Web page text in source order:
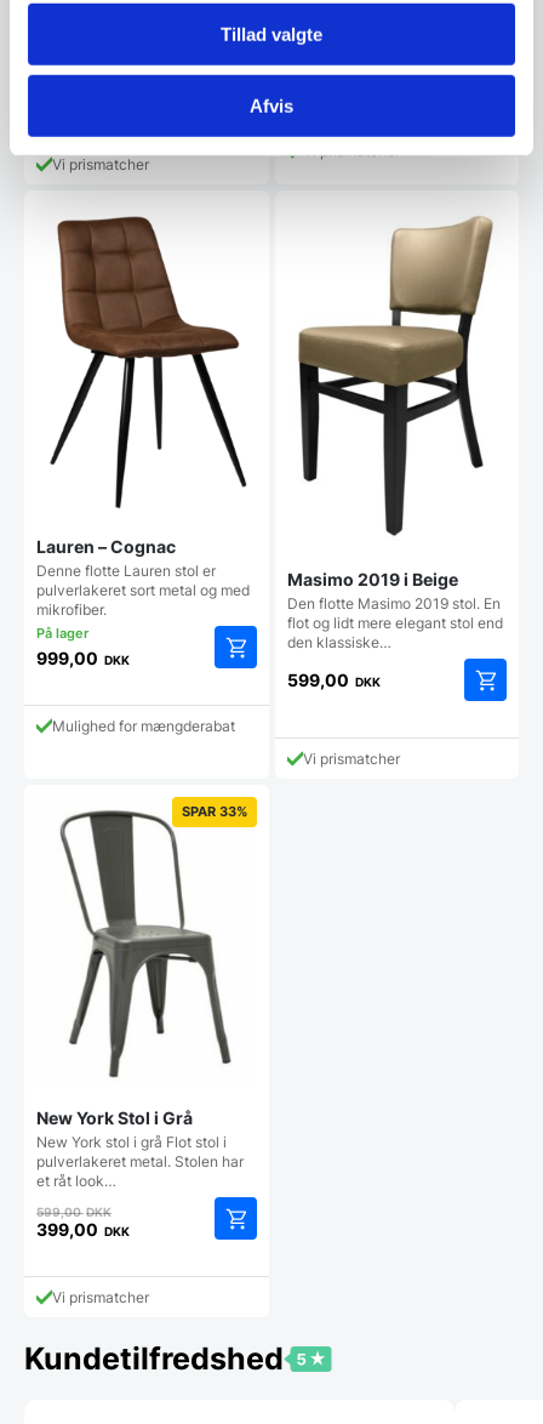
Tillad valgte
Afvis
Denne lækre stol fås I tre friske
farver. Med sit flotte velourstof
Vi prismatcher
Stolen er…
1.499,00DKK
Lauren – Cognac
Denne flotte Lauren stol er
pulverlakeret sort metal og med
mikrofiber.
999,00 DKK
Mulighed for mængderabat
Masimo 2019 i Beige
Den flotte Masimo 2019 stol. En
flot og lidt mere elegant stol end
den klassiske…
599,00 DKK
Vi prismatcher
SPAR 33%
New York Stol i Grå
New York stol i grå Flot stol i
pulverlakeret metal. Stolen har
et råt look…
599,00DKKDen
oprindelige
var:
599,00 DKK.
399,00 DKK
aktuelle
prisVi prismatcher
Kundetilfredshed